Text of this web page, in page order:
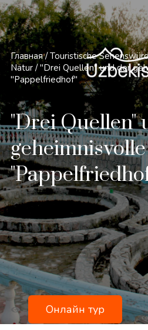
Главная / Touristische
Natur / "Drei Quellen" und der
"Pappelfriedhof"
"Drei Quellen"
geheimnisvolle
Онлайн тур